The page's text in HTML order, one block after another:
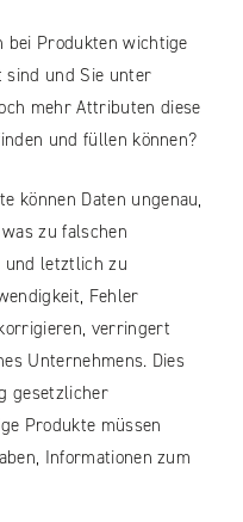
bei Produkten wichtige
sind und Sie unter
mehr Attributen diese
und füllen können?
können Daten ungenau,
zu falschen
und letztlich zu
Fehler
verringert
Unternehmens. Dies
gesetzlicher
Produkte müssen
Informationen zum